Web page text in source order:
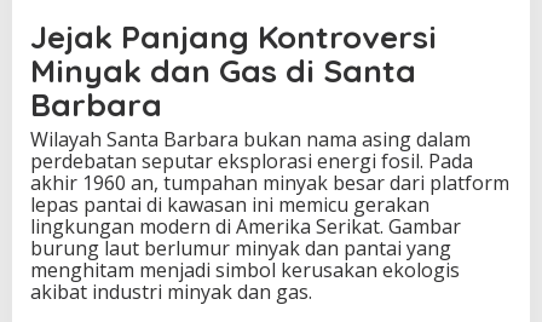
Jejak Panjang Kontroversi
Minyak dan Gas di Santa
Barbara
Wilayah Santa Barbara bukan nama asing dalam
perdebatan seputar eksplorasi energi fosil. Pada
akhir 1960 an, tumpahan minyak besar dari platform
lepas pantai di kawasan ini memicu gerakan
lingkungan modern di Amerika Serikat. Gambar
burung laut berlumur minyak dan pantai yang
menghitam menjadi simbol kerusakan ekologis
akibat industri minyak dan gas.